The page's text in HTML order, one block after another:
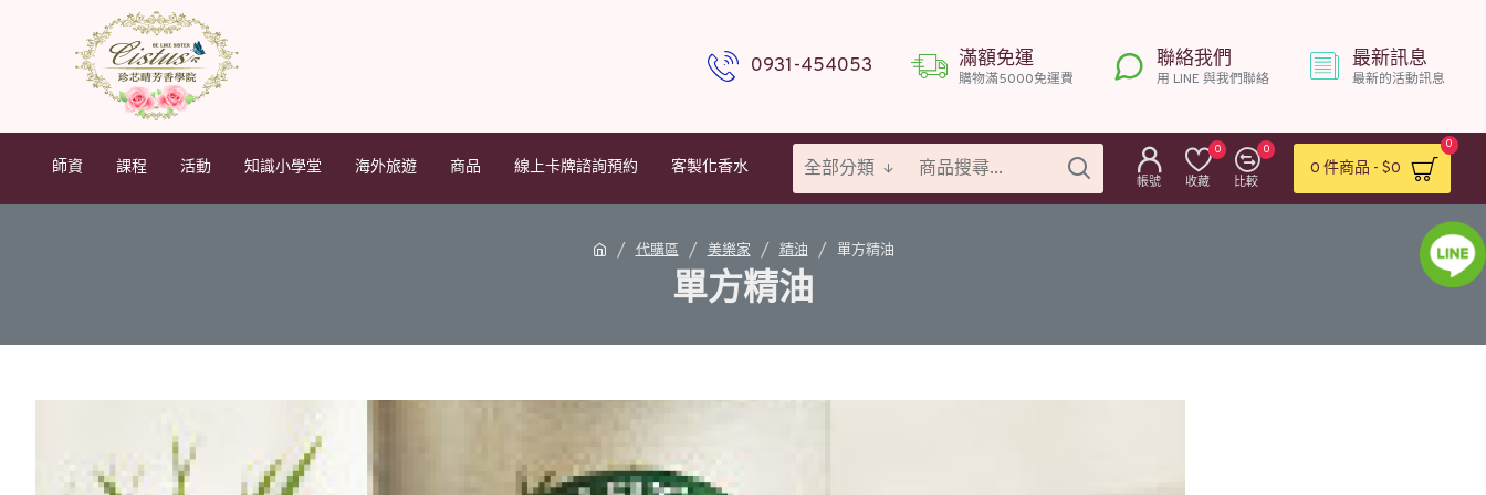
0931-454053 滿額免運
購物滿5000免運費
聯絡我們
用 LINE 與我們聯絡
最新訊息
最新的活動訊息
師資 課程 活動 知識小學堂 海外旅遊 商品 線上卡牌諮詢預約 客製化香水 全部分類
帳號 收藏
0
比較
0
0 件商品 - $0
0
代購區 美樂家 精油 單方精油
單方精油